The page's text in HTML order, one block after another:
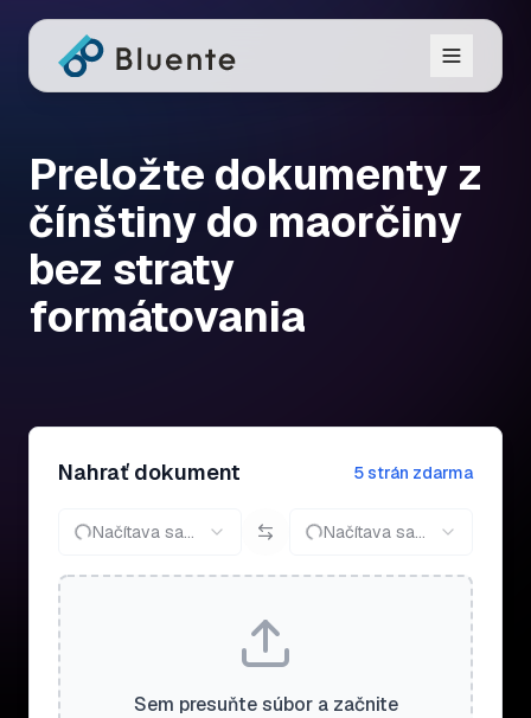
Preložte dokumenty z
čínštiny do maorčiny
bez straty
formátovania
Nahrať dokument 5 strán zdarma
Načítava sa... Načítava sa...
Sem presuňte súbor a začnite